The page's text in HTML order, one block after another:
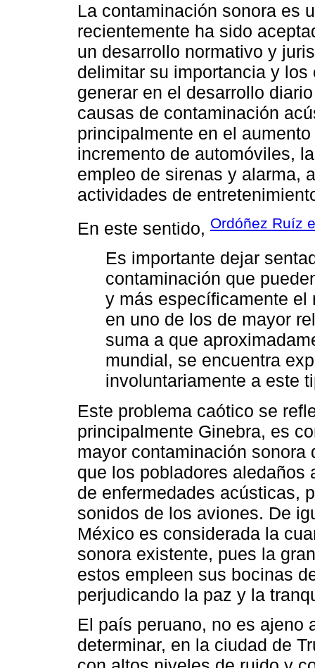
La contaminación sonora es
recientemente ha sido
un desarrollo normativo y
delimitar su importancia y
generar en el desarrollo
causas de contaminación
principalmente en el
incremento de automóviles,
empleo de sirenas y alarma,
actividades de
En este sentido, Ordóñez Ruíz
Es importante dejar
contaminación que
y más específicamente el
en uno de los de mayor
suma a que
mundial, se encuentra
involuntariamente a este
Este problema caótico se
principalmente Ginebra, es
mayor contaminación
que los pobladores aledaños
de enfermedades acústicas,
sonidos de los aviones. De
México es considerada la
sonora existente, pues la
estos empleen sus bocinas
perjudicando la paz y la
El país peruano, no es ajeno
determinar, en la ciudad de